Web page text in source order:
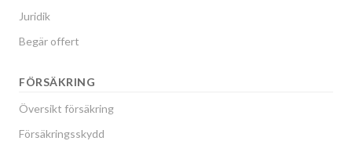
Juridik
Begär offert
FÖRSÄKRING
Översikt försäkring
Försäkringsskydd